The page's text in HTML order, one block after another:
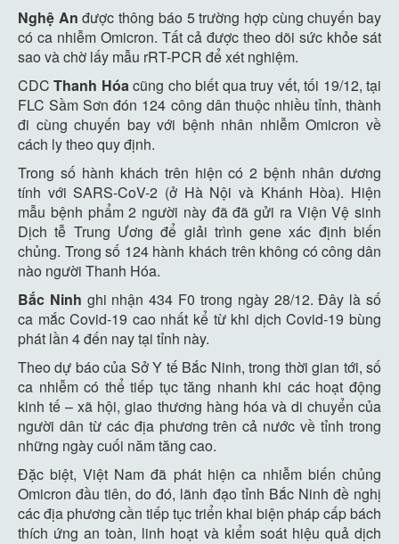
Nghệ Anđược thông báo 5 trường hợp cùng chuyến bay
có ca nhiễm Omicron. Tất cả được theo dõi sức khỏe sát
sao và chờ lấy mẫu rRT-PCR để xét nghiệm.
CDCThanh Hóacũng cho biết qua truy vết, tối 19/12, tại
FLC Sầm Sơn đón 124 công dân thuộc nhiều tỉnh, thành
đi cùng chuyến bay với bệnh nhân nhiễm Omicron về
cách ly theo quy định.
Trong số hành khách trên hiện có 2 bệnh nhân dương
tính với SARS-CoV-2 (ở Hà Nội và Khánh Hòa). Hiện
mẫu bệnh phẩm 2 người này đã đã gửi ra Viện Vệ sinh
Dịch tễ Trung Ương để giải trình gene xác định biến
chủng. Trong số 124 hành khách trên không có công dân
nào người Thanh Hóa.
Bắc Ninh ghi nhận 434 F0 trong ngày 28/12. Đây là số
ca mắc Covid-19 cao nhất kể từ khi dịch Covid-19 bùng
phát lần 4 đến nay tại tỉnh này.
Theo dự báo của Sở Y tế Bắc Ninh, trong thời gian tới, số
ca nhiễm có thể tiếp tục tăng nhanh khi các hoạt động
kinh tế – xã hội, giao thương hàng hóa và di chuyển của
người dân từ các địa phương trên cả nước về tỉnh trong
những ngày cuối năm tăng cao.
Đặc biệt, Việt Nam đã phát hiện ca nhiễm biến chủng
Omicron đầu tiên, do đó, lãnh đạo tỉnh Bắc Ninh đề nghị
các địa phương cần tiếp tục triển khai biện pháp cấp bách
thích ứng an toàn, linh hoạt và kiểm soát hiệu quả dịch